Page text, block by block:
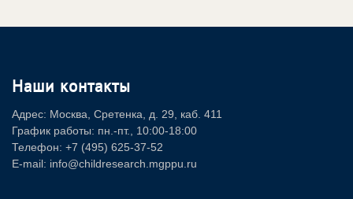
Наши контакты
Адрес: Москва, Сретенка, д. 29, каб. 411
График работы: пн.-пт., 10:00-18:00
Телефон: +7 (495) 625-37-52
E-mail: info@childresearch.mgppu.ru